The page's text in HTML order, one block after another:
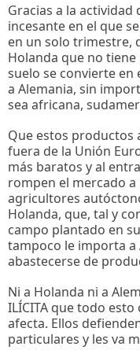
Gracias a la
incesante en el que
en un solo trimestre,
Holanda que no
suelo se convierte
a Alemania, sin
sea africana,
Que estos productos
fuera de la Unión
más baratos y al
rompen el mercado
agricultores
Holanda, que, tal y
campo plantado en
tampoco le importa a
abastecerse de
Ni a Holanda ni a
ILÍCITA que todo
afecta. Ellos
particulares y les va